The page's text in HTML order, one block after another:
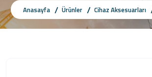
Anasayfa Ürünler Cihaz Aksesuarları